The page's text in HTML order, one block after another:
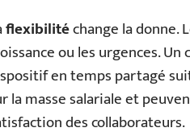
flexibilitéchange la donne.
ou les urgences.
en temps partagé
la masse salariale et
des collaborateurs.